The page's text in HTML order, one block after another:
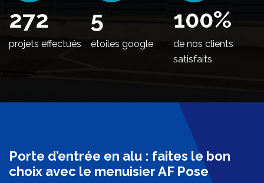
328
projets effectués
5
étoiles google
100%
de nos clients
satisfaits
Porte d’entrée en alu : faites le bon
choix avec le menuisier AF Pose